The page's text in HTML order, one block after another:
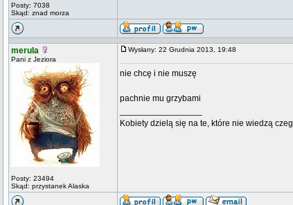
Posty: 7038
Skąd: znad morza
merula
Pani z Jeziora
Posty: 23494
Skąd: przystanek Alaska
Wysłany: 22 Grudnia 2013, 19:48
nie chcę i nie muszę
pachnie mu grzybami
Kobiety dzielą się na te, które nie wiedzą